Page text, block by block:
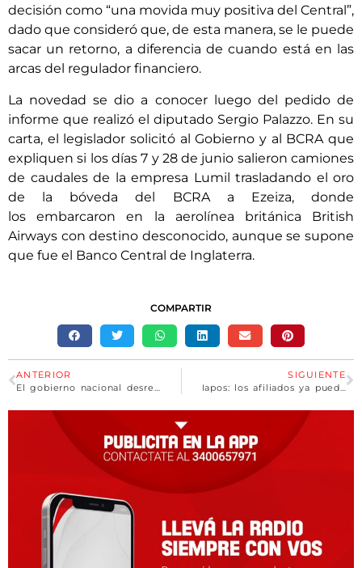
decisión como “una movida muy positiva del Central”,
dado que consideró que, de esta manera, se le puede
sacar un retorno, a diferencia de cuando está en las
arcas del regulador financiero.
La novedad se dio a conocer luego del pedido de
informe que realizó el diputado Sergio Palazzo. En su
carta, el legislador solicitó al Gobierno y al BCRA que
expliquen si los días 7 y 28 de junio salieron camiones
de caudales de la empresa Lumil trasladando el oro
de la bóveda del BCRA a Ezeiza, donde
los embarcaron en la aerolínea británica British
Airways con destino desconocido, aunque se supone
que fue el Banco Central de Inglaterra.
COMPARTIR
ANTERIOR
SIGUIENTE